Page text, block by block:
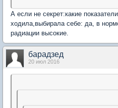
А если не секрет:какие
ходила,выбирала себе: да, в
радиации высокие.
барадзед
20 июл 2016